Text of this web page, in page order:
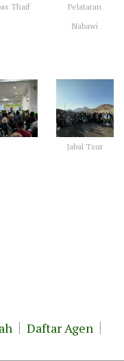
Thaif
Pelataran
Nabawi
Jabal Tsur
Daftar Agen